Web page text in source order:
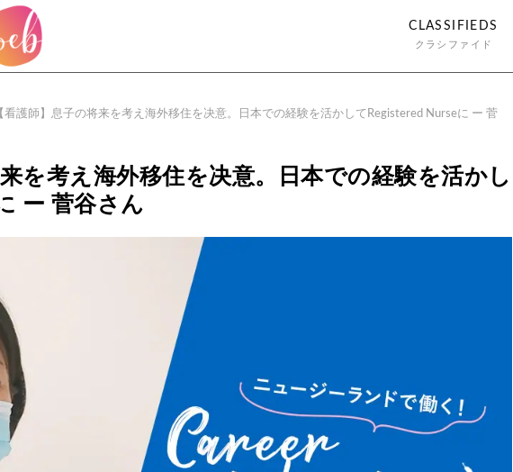
CLASSIFIEDS
クラシファイド
看護師】息子の将来を考え海外移住を决意。日本での経験を活かしてRegistered Nurseに ー 菅
を考え海外移住を决意。日本での経験を活かし
ー 菅谷さん